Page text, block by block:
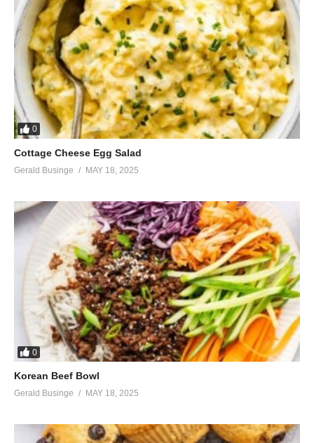
0
Cottage Cheese Egg Salad
Gerald Businge MAY 18, 2025
0
Korean Beef Bowl
Gerald Businge MAY 18, 2025